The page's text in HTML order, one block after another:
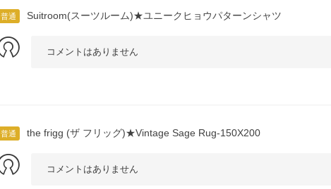
普通 Suitroom(スーツルーム)★ユニークヒョウパターンシャツ
コメントはありません
普通 the frigg (ザ フリッグ)★Vintage Sage Rug-150X200
コメントはありません